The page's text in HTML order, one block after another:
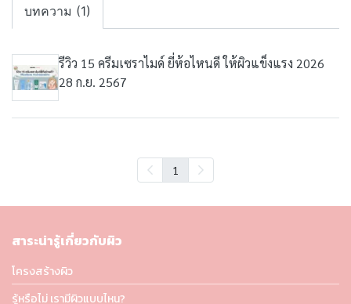
บทความ (1)
รีวิว 15 ครีมเซราไมด์ ยี่ห้อไหนดี ให้ผิวแข็งแรง 2026
28 ก.ย. 2567
1
สาระน่ารู้เกี่ยวกับผิว
โครงสร้างผิว
รู้หรือไม่ เรามีผิวแบบไหน?